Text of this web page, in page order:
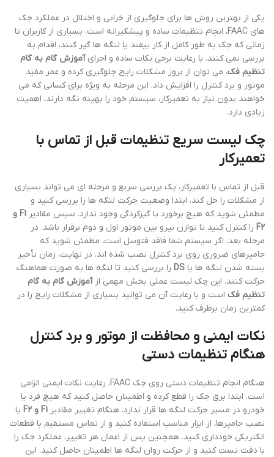
یکی از بهترین روش ها برای جلوگیری از خرابی و اختلال در عملکرد جک
های FAAC، انجام تنظیمات ساده و پیشگیرانه است. بسیاری از کاربران تا
زمانی که جک به طور کامل از کار بیفتد یا لنگه ها گیر کنند، اقدام به
بررسی نمی کنند. با رعایت برخی نکات ساده و اجرایآموزش گام به گام
تنظیم فک، می توان از بروز مشکلات رایج جلوگیری کرده و عمر مفید
موتور و برد کنترل را افزایش داد. این مرحله به ویژه برای کسانی که می
خواهند بدون نیاز به تعمیرکار، سیستم خود را بهینه نگه دارند، اهمیت
زیادی دارد.
چک لیست سریع تنظیمات قبل از تماس با
تعمیرکار
قبل از تماس با تعمیرکار، یک بررسی سریع و مرحله ای می تواند بسیاری
از مشکلات را حل کند. ابتدا وضعیت حرکت لنگه ها را بررسی کنید و
مطمئن شوید که هیچ برخورد یا گیرکردگی وجود ندارد. سپس مقادیر
F1 و
F2 را کنترل کنید تا توازن نیرو بین موتور اول و دوم برقرار باشد. در
مرحله بعد، اگر سیستم شما فاقد فتوسل است، مطمئن شوید که
جامپرهای ضروری روی برد کنترل نصب شده اند. در نهایت، زمان تأخیر
بسته شدن لنگه ها یا DS را بررسی کنید تا لنگه ها به صورت هماهنگ
حرکت کنند. این چک لیست عملی بخش مهمی ازآموزش گام به گام
تنظیم فک است و با رعایت آن می توانید بسیاری از مشکلات رایج را در
کمترین زمان برطرف کنید.
نکات ایمنی و محافظت از موتور و برد کنترل
هنگام تنظیمات دستی
هنگام انجام تنظیمات دستی روی جک FAAC، رعایت نکات ایمنی الزامی
است. ابتدا برق جک را قطع کرده و اطمینان حاصل کنید که هیچ فرد یا
خودرو در مسیر حرکت لنگه ها قرار ندارد. هنگام تغییر مقادیر F1 و F2
یا
نصب جامپرها، از ابزار مناسب استفاده کنید و از تماس مستقیم با قطعات
الکتریکی خودداری کنید. همچنین پس از اعمال هر تغییر، عملکرد جک را
با دقت تست کنید و از حرکت روان لنگه ها اطمینان حاصل کنید. این